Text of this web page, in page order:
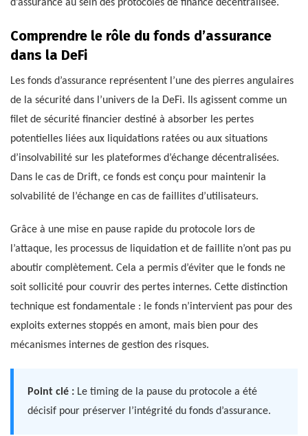
d’assurance au sein des protocoles de finance décentralisée.
Comprendre le rôle du fonds d’assurance
dans la DeFi
Les fonds d’assurance représentent l’une des pierres angulaires
de la sécurité dans l’univers de la DeFi. Ils agissent comme un
filet de sécurité financier destiné à absorber les pertes
potentielles liées aux liquidations ratées ou aux situations
d’insolvabilité sur les plateformes d’échange décentralisées.
Dans le cas de Drift, ce fonds est conçu pour maintenir la
solvabilité de l’échange en cas de faillites d’utilisateurs.
Grâce à une mise en pause rapide du protocole lors de
l’attaque, les processus de liquidation et de faillite n’ont pas pu
aboutir complètement. Cela a permis d’éviter que le fonds ne
soit sollicité pour couvrir des pertes internes. Cette distinction
technique est fondamentale : le fonds n’intervient pas pour des
exploits externes stoppés en amont, mais bien pour des
mécanismes internes de gestion des risques.
Point clé : Le timing de la pause du protocole a été
décisif pour préserver l’intégrité du fonds d’assurance.